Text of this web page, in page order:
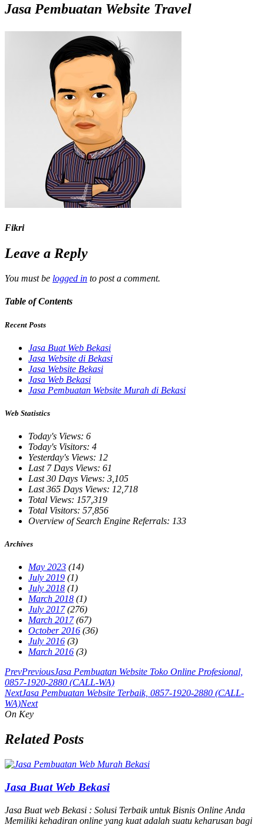
Jasa Pembuatan Website Travel
Fikri
Leave a Reply
You must be logged in to post a comment.
Table of Contents
Recent Posts
Jasa Buat Web Bekasi
Jasa Website di Bekasi
Jasa Website Bekasi
Jasa Web Bekasi
Jasa Pembuatan Website Murah di Bekasi
Web Statistics
Today's Views: 6
Today's Visitors: 4
Yesterday's Views: 12
Last 7 Days Views: 61
Last 30 Days Views: 3,105
Last 365 Days Views: 12,718
Total Views: 157,319
Total Visitors: 57,856
Overview of Search Engine Referrals: 133
Archives
May 2023 (14)
July 2019 (1)
July 2018 (1)
March 2018 (1)
July 2017(276)
March 2017(67)
October 2016 (36)
July 2016 (3)
March 2016 (3)
PrevPreviousJasa Pembuatan Website Toko Online Profesional,
0857-1920-2880 (CALL-WA)
NextJasa Pembuatan Website Terbaik, 0857-1920-2880 (CALL-
WA)Next
On Key
Related Posts
Jasa Buat Web Bekasi
Jasa Buat web Bekasi : Solusi Terbaik untuk Bisnis Online Anda
Memiliki kehadiran online yang kuat adalah suatu keharusan bagi